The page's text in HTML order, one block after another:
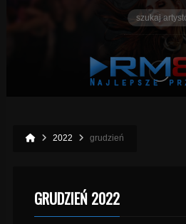
2022 grudzień
GRUDZIEŃ 2022